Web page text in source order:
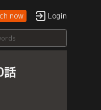
now Login
話